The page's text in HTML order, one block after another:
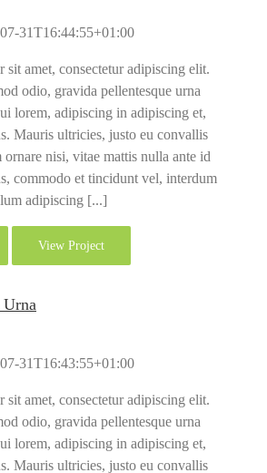
31T16:44:55+01:00
sit amet, consectetur adipiscing elit.
odio, gravida pellentesque urna
lorem, adipiscing in adipiscing et,
Mauris ultricies, justo eu convallis
ornare nisi, vitae mattis nulla ante id
commodo et tincidunt vel, interdum
adipiscing [...]
View Project
Urna
31T16:43:55+01:00
sit amet, consectetur adipiscing elit.
odio, gravida pellentesque urna
lorem, adipiscing in adipiscing et,
Mauris ultricies, justo eu convallis